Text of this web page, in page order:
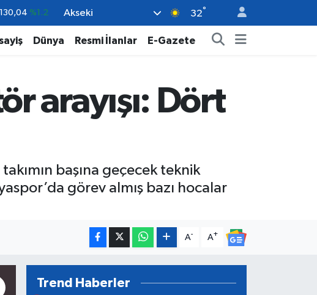
%0.17
%0.27
13.773 %-19
Akseki 32°
Dünya Resmi İlanlar E-Gazete
arayışı: Dört
başına geçecek teknik
görev almış bazı hocalar
A- A+
Trend Haberler